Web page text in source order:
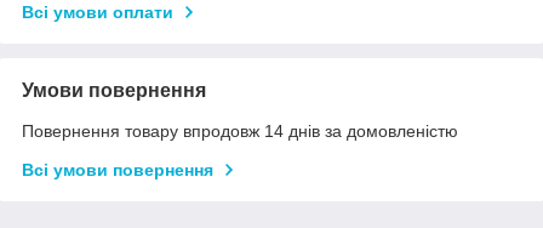
Всі умови оплати
Умови повернення
Повернення товару впродовж 14 днів за домовленістю
Всі умови повернення